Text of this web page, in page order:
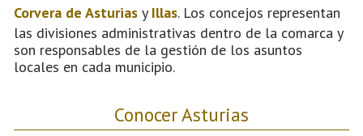
Corvera de Asturias y Illas. Los concejos representan
las divisiones administrativas dentro de la comarca y
son responsables de la gestión de los asuntos
locales en cada municipio.
Conocer Asturias